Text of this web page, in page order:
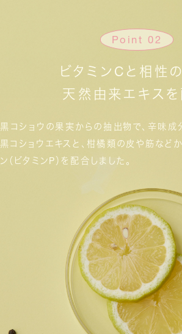
Point 02
ビタミンCと相性
天然由来エキス
黒コショウの果実からの抽出物で、 辛味成
黒コショウエキスと、柑橘類の皮や筋など
ン（ビタミンP）を配合しました。